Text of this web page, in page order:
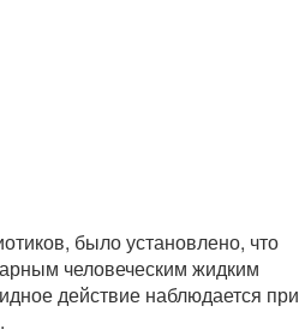
было установлено, что
человеческим жидким
действие наблюдается при